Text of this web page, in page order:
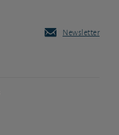
Newsletter